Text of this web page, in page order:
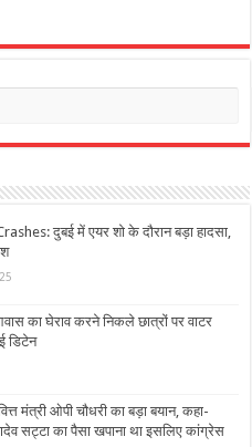
दुबई में एयर शो के दौरान बड़ा हादसा,
का घेराव करने निकले छात्रों पर वाटर
डिटेन
मंत्री ओपी चौधरी का बड़ा बयान, कहा-
सट्टा का पैसा खपाना था इसलिए कांग्रेस